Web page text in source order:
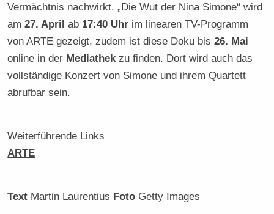
Vermächtnis nachwirkt. „Die Wut der Nina Simone“ wird
am27. April ab 17:40 Uhr im linearen TV-Programm
von ARTE gezeigt, zudem ist diese Doku bis26. Mai
online in der Mediathekzu finden. Dort wird auch das
vollständige Konzert von Simone und ihrem Quartett
abrufbar sein.
Weiterführende Links
ARTE
Text Martin Laurentius Foto Getty Images